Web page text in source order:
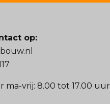
op:
ma-vrij: 8.00 tot 17.00 uur